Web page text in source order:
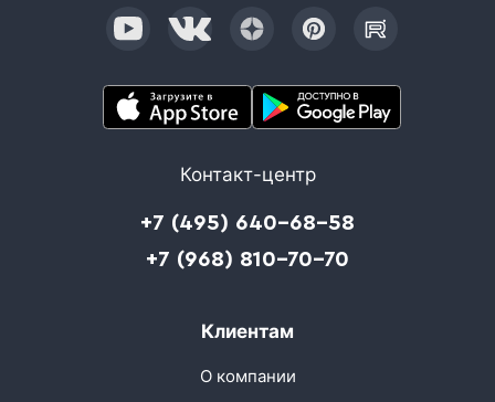
Контакт-центр
+7 (495) 640-68-58
+7 (968) 810-70-70
Клиентам
О компании